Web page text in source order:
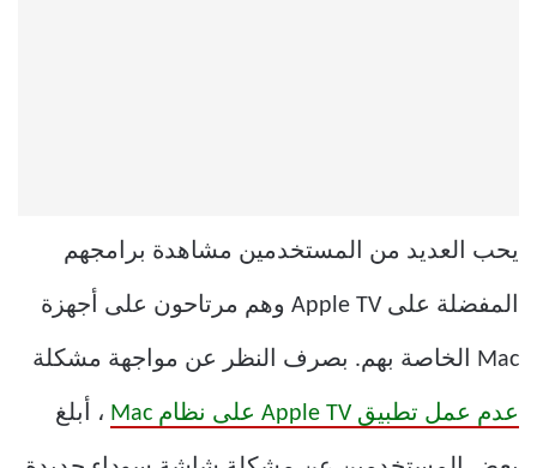
يحب العديد من المستخدمين مشاهدة برامجهم
المفضلة على Apple TV وهم مرتاحون على أجهزة
Mac الخاصة بهم. بصرف النظر عن مواجهة مشكلة
عدم عمل تطبيق Apple TV على نظام Mac ، أبلغ